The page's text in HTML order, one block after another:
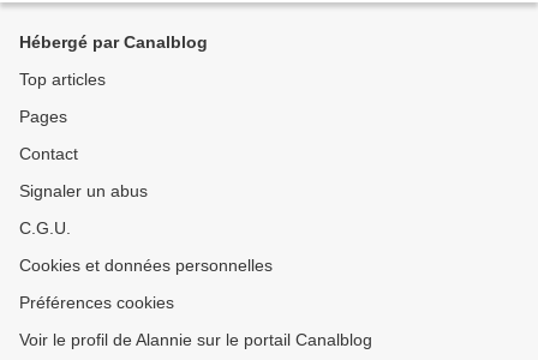
Hébergé par Canalblog
Top articles
Pages
Contact
Signaler un abus
C.G.U.
Cookies et données personnelles
Préférences cookies
Voir le profil de Alannie sur le portail Canalblog